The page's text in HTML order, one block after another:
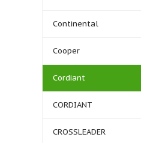
Continental
Cooper
Cordiant
CORDIANT
CROSSLEADER